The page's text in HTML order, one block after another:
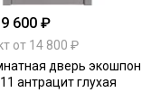
600 ₽
от 14 800 ₽
дверь экошпон
антрацит глухая